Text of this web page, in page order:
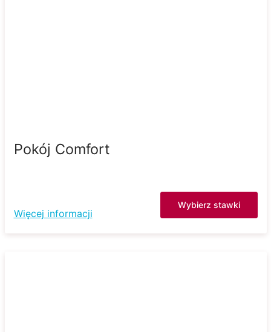
Pokój Comfort
Więcej informacji
Wybierz stawki